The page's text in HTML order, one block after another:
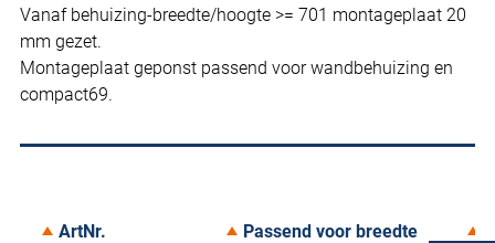
Vanaf behuizing-breedte/hoogte >= 701 montageplaat 20
mm gezet.
Montageplaat geponst passend voor wandbehuizing en
compact69.
ArtNr. Passend voor breedte